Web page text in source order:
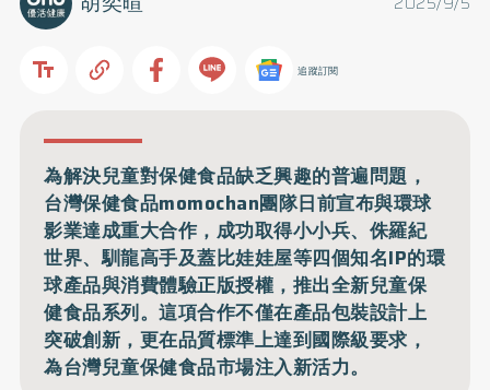
追蹤訂閱
為解決兒童對保健食品缺乏興趣的普遍問題，
台灣保健食品momochan團隊日前宣布與環球
影業達成重大合作，成功取得小小兵、侏羅紀
世界、馴龍高手及蓋比娃娃屋等四個知名IP的環
球產品與消費體驗正版授權，推出全新兒童保
健食品系列。這項合作不僅在產品包裝設計上
突破創新，更在品質標準上達到國際級要求，
為台灣兒童保健食品市場注入新活力。